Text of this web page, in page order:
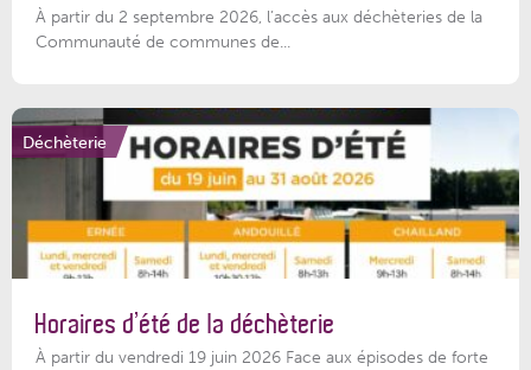
À partir du 2 septembre 2026, l’accès aux déchèteries de la
Communauté de communes de...
Déchèterie
Horaires d’été de la déchèterie
À partir du vendredi 19 juin 2026 Face aux épisodes de forte